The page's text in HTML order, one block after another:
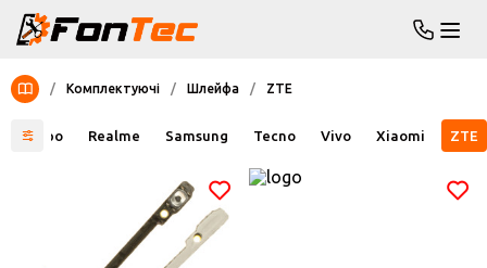
Oppo Realme Samsung Tecno Vivo Xiaomi ZTE
/ Комплектуючі / Шлейфа / ZTE